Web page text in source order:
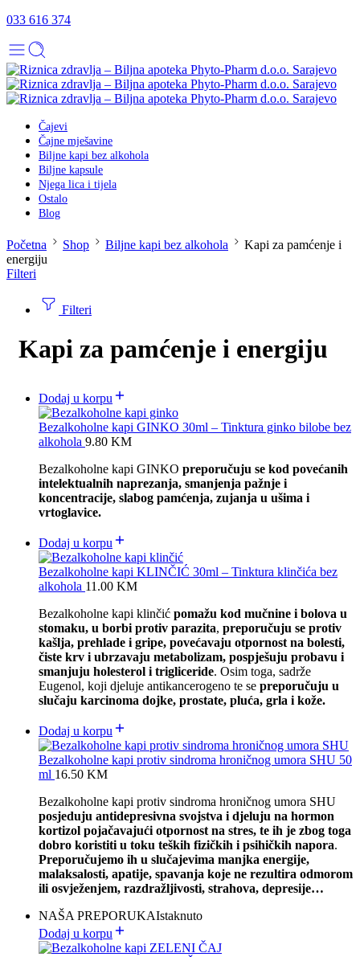
033 616 374
Čajevi
Čajne mješavine
Biljne kapi bez alkohola
Biljne kapsule
Njega lica i tijela
Ostalo
Blog
Početna Shop Biljne kapi bez alkohola
Kapi za pamćenje i
energiju
Filteri
Filteri
Kapi za pamćenje i energiju
Dodaj u korpu
Bezalkoholne kapi GINKO 30ml – Tinktura ginko bilobe bez
alkohola 9.80 KM
Bezalkoholne kapi GINKO preporučuju se kod povećanih
intelektualnih naprezanja, smanjenja pažnje i
koncentracije, slabog pamćenja, zujanja u ušima i
vrtoglavice.
Dodaj u korpu
Bezalkoholne kapi KLINČIĆ 30ml – Tinktura klinčića bez
alkohola 11.00 KM
Bezalkoholne kapi klinčić pomažu kod mučnine i bolova u
stomaku, u borbi protiv parazita, preporučuju se protiv
kašlja, prehlade i gripe, povećavaju otpornost na bolesti,
čiste krv i ubrzavaju metabolizam, pospješuju probavu i
smanjuju holesterol i trigliceride. Osim toga, sadrže
Eugenol, koji djeluje antikancerogeno te se preporučuju u
slučaju karcinoma dojke, prostate, pluća, grla i kože.
Dodaj u korpu
Bezalkoholne kapi protiv sindroma hroničnog umora SHU 50
ml 16.50 KM
Bezalkoholne kapi protiv sindroma hroničnog umora SHU
posjeduju antidepresivna svojstva i djeluju na hormon
kortizol pojačavajući otpornost na stres, te ih je zbog toga
dobro koristiti u toku teških fizičkih i psihičkih napora.
Preporučujemo ih u slučajevima manjka energije,
malaksalosti, apatije, spavanja koje ne rezultira odmorom
ili osvježenjem, razdražljivosti, strahova, depresije…
NAŠA PREPORUKAIstaknuto
Dodaj u korpu